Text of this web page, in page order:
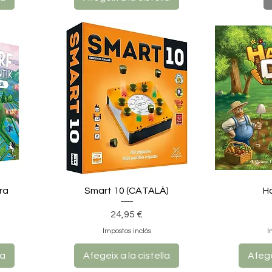
Smart 10 (CATALÀ)
Preu
24,95 €
Impostos inclòs
Afegeix a la cistella